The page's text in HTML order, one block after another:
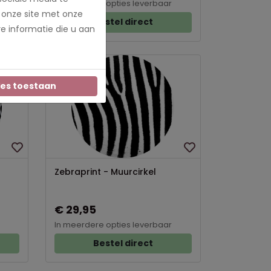
In meerdere opties leverbaar
Bestel direct
Zebraprint - Muurcirkel
€ 29,95
In meerdere opties leverbaar
Bestel direct
site met onze
informatie die u aan
toestaan